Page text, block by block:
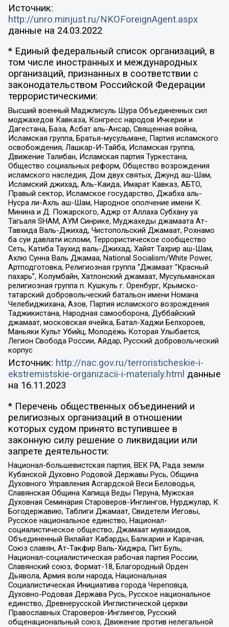
Источник:
http://unro.minjust.ru/NKOForeignAgent.aspx
данные на 24.03.2022
* Единый федеральный список организаций, в
том числе иностранных и международных
организаций, признанных в соответствии с
законодательством Российской Федерации
террористическими:
Высший военный Маджлисуль Шура Объединенных сил
моджахедов Кавказа, Конгресс народов Ичкерии и
Дагестана, База, Асбат аль-Ансар, Священная война,
Исламская группа, Братья-мусульмане, Партия исламского
освобождения, Лашкар-И-Тайба, Исламская группа,
Движение Талибан, Исламская партия Туркестана,
Общество социальных реформ, Общество возрождения
исламского наследия, Дом двух святых, Джунд аш-Шам,
Исламский джихад, Аль-Каида, Имарат Кавказ, АБТО,
Правый сектор, Исламское государство, Джабха аль-
Нусра ли-Ахль аш-Шам, Народное ополчение имени К.
Минина и Д. Пожарского, Аджр от Аллаха Субхану уа
Тагьаля SHAM, АУМ Синрике, Муджахеды джамаата Ат-
Тавхида Валь-Джихад, Чистопольский Джамаат, Рохнамо
ба суи давлати исломи, Террористическое сообщество
Сеть, Катиба Таухид валь-Джихад, Хайят Тахрир аш-Шам,
Ахлю Сунна Валь Джамаа, National Socialism/White Power,
Артподготовка, Религиозная группа “Джамаат “Красный
пахарь”, Колумбайн, Хатлонский джамаат, Мусульманская
религиозная группа п. Кушкуль г. Оренбург, Крымско-
татарский добровольческий батальон имени Номана
Челебиджихана, Азов, Партия исламского возрождения
Таджикистана, Народная самооборона, Дуббайский
джамаат, московская ячейка, Батал-Хаджи Белхороев,
Маньяки Культ Убийц, Молодёжь Которая Улыбается,
Легион Свобода России, Айдар, Русский добровольческий
корпус
Источник: http://nac.gov.ru/terroristicheskie-i-
ekstremistskie-organizacii-i-materialy.html данные
на 16.11.2023
* Перечень общественных объединений и
религиозных организаций в отношении
которых судом принято вступившее в
законную силу решение о ликвидации или
запрете деятельности:
Национал-большевистская партия, ВЕК РА, Рада земли
Кубанской Духовно Родовой Державы Русь, Община
Духовного Управления Асгардской Веси Беловодья,
Славянская Община Капища Веды Перуна, Мужская
Духовная Семинария Староверов-Инглингов, Нурджулар, К
Богодержавию, Таблиги Джамаат, Свидетели Иеговы,
Русское национальное единство, Национал-
социалистическое общество, Джамаат мувахидов,
Объединенный Вилайат Кабарды, Балкарии и Карачая,
Союз славян, Ат-Такфир Валь-Хиджра, Пит Буль,
Национал-социалистическая рабочая партия России,
Славянский союз, Формат-18, Благородный Орден
Дьявола, Армия воли народа, Национальная
Социалистическая Инициатива города Череповца,
Духовно-Родовая Держава Русь, Русское национальное
единство, Древнерусской Инглистической церкви
Православных Староверов-Инглингов, Русский
общенациональный союз, Движение против нелегальной